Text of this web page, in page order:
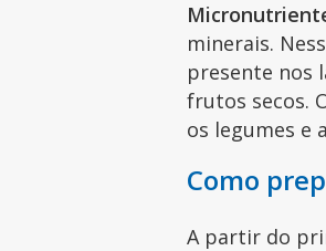
minerais.
presente nos
frutos secos.
os legumes e
Como
A partir do